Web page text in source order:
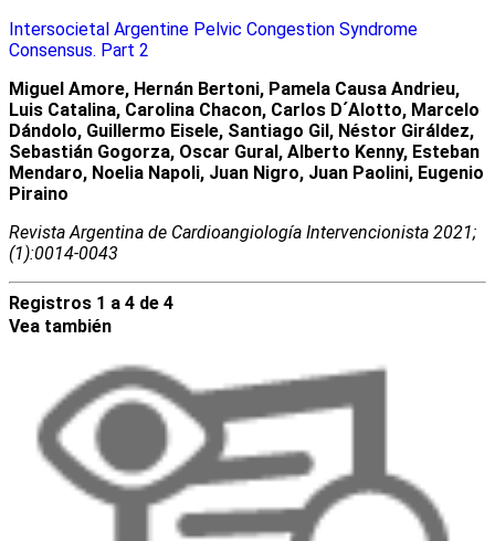
Intersocietal Argentine Pelvic Congestion Syndrome
Consensus. Part 2
Miguel Amore, Hernán Bertoni, Pamela Causa Andrieu,
Luis Catalina, Carolina Chacon, Carlos D´Alotto, Marcelo
Dándolo, Guillermo Eisele, Santiago Gil, Néstor Giráldez,
Sebastián Gogorza, Oscar Gural, Alberto Kenny, Esteban
Mendaro, Noelia Napoli, Juan Nigro, Juan Paolini, Eugenio
Piraino
Revista Argentina de Cardioangiologí­a Intervencionista 2021;
(1):0014-0043
Registros 1 a 4 de 4
Vea también